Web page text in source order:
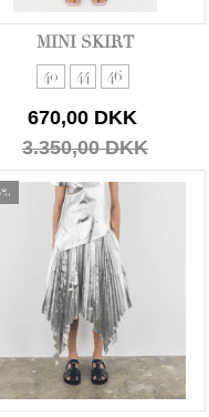
MINI SKIRT
40 44 46
670,00 DKK
3.350,00 DKK